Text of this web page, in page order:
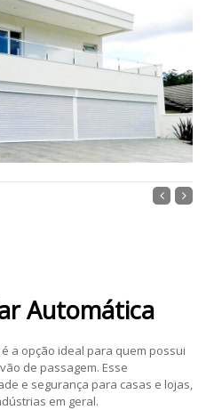
Automática
a opção ideal para quem possui
de passagem. Esse
e segurança para casas e lojas,
em geral.